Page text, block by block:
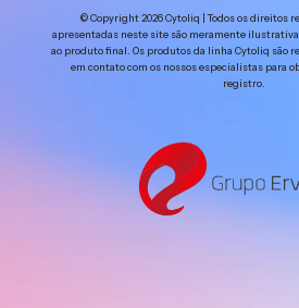
© Copyright 2026 Cytoliq | Todos os direitos
apresentadas neste site são meramente
ao produto final. Os produtos da linha Cytoliq são
em contato com os nossos especialistas para
registro.